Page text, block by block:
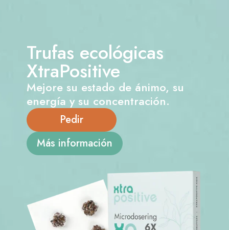
Trufas ecológicas
XtraPositive
Mejore su estado de ánimo, su
energía y su concentración.
Pedir
Más información